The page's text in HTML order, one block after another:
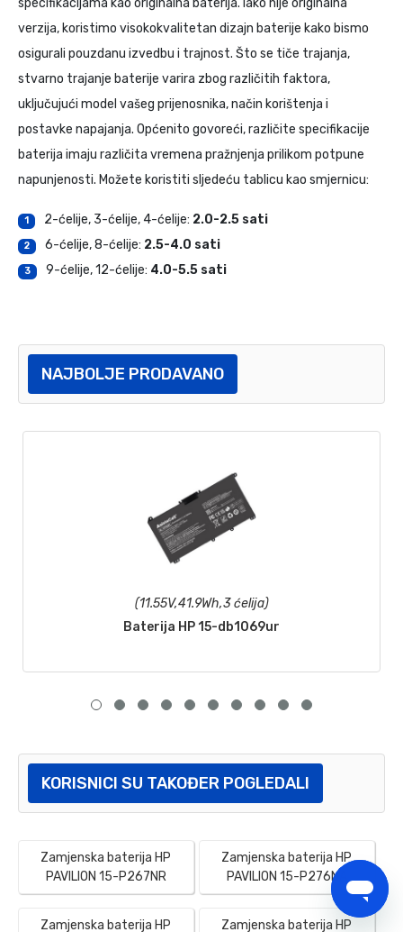
specifikacijama kao originalna baterija. Iako nije originalna
verzija, koristimo visokokvalitetan dizajn baterije kako bismo
osigurali pouzdanu izvedbu i trajnost. Što se tiče trajanja,
stvarno trajanje baterije varira zbog različitih faktora,
uključujući model vašeg prijenosnika, način korištenja i
postavke napajanja. Općenito govoreći, različite specifikacije
baterija imaju različita vremena pražnjenja prilikom potpune
napunjenosti. Možete koristiti sljedeću tablicu kao smjernicu:
1 2-ćelije, 3-ćelije, 4-ćelije: 2.0-2.5 sati
2 6-ćelije, 8-ćelije: 2.5-4.0 sati
3 9-ćelije, 12-ćelije: 4.0-5.5 sati
NAJBOLJE PRODAVANO
(11.55V,41.9Wh,3 ćelija)
Baterija HP 15-db1069ur
KORISNICI SU TAKOĐER POGLEDALI
Zamjenska baterija HP
PAVILION 15-P267NR
Zamjenska baterija HP
PAVILION 15-P276NA
Zamjenska baterija HP Zamjenska baterija HP